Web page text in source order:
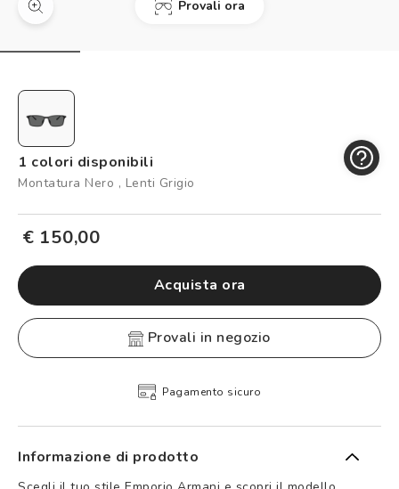
Prenota un test della vista gratuito
Controllo visivo
Carta fedeltà
Provali ora
1 colori disponibili
Montatura Nero , Lenti Grigio
€ 150,00
Acquista ora
provali in negozio
Pagamento sicuro
Informazione di prodotto